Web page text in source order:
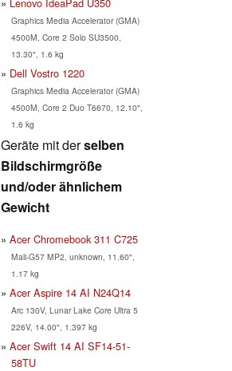
Graphics Media Accelerator (GMA)
4500M, Core 2 Solo SU3500,
13.30", 1.6 kg
Dell Vostro 1220
Graphics Media Accelerator (GMA)
4500M, Core 2 Duo T6670, 12.10",
1.6 kg
Geräte mit derselben
Bildschirmgröße
und/oder ähnlichem
Gewicht
Acer Chromebook 311 C725
Mali-G57 MP2, unknown, 11.60",
1.17 kg
Acer Aspire 14 AI N24Q14
Arc 130V, Lunar Lake Core Ultra 5
226V, 14.00", 1.397 kg
Acer Swift 14 AI SF14-51-
58TU